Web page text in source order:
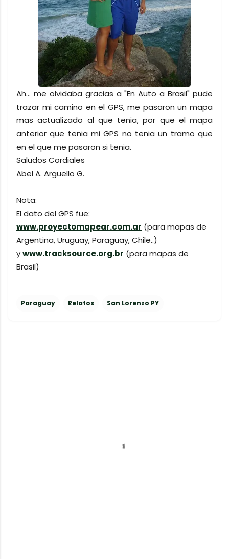
Ah… me olvidaba gracias a "En Auto a Brasil" pude
trazar mi camino en el GPS, me pasaron un mapa
mas actualizado al que tenia, por que el mapa
anterior que tenia mi GPS no tenia un tramo que
en el que me pasaron si tenia.
Saludos Cordiales
Abel A. Arguello G.
Nota:
El dato del GPS fue:
www.proyectomapear.com.ar (para mapas de
Argentina, Uruguay, Paraguay, Chile..)
ywww.tracksource.org.br (para mapas de
Brasil)
Paraguay Relatos San Lorenzo PY